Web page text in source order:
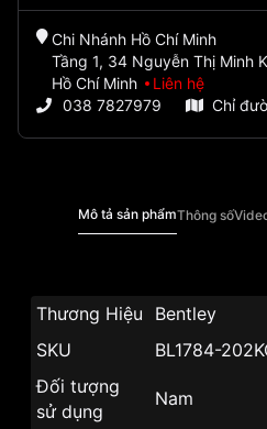
Chi Nhánh Hồ Chí Minh
Tầng 1, 34 Nguyễn Thị Minh
Hồ Chí Minh
Liên hệ
038 7827979
Chỉ
Mô tả sản phẩmThông số
Thương Hiệu
Bentley
SKU
BL1784-
Đối tượng
sử dụng
Nam